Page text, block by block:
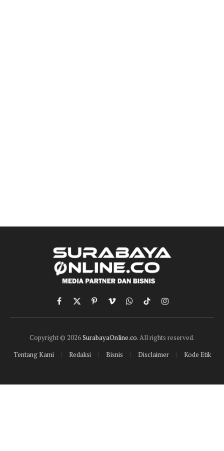
Facebook
X
(Twitter)
PinterestVimeoWhatsApp
TikTokInstagram
Copyright © 2026SurabayaOnline.co. All rights reserved.
Tentang Kami
Redaksi Bisnis Disclaimer Kode Etik